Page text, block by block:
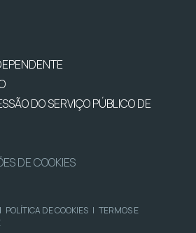
DO SERVIÇO PÚBLICO DE
DE COOKIES
| POLÍTICA DE COOKIES | TERMOS E